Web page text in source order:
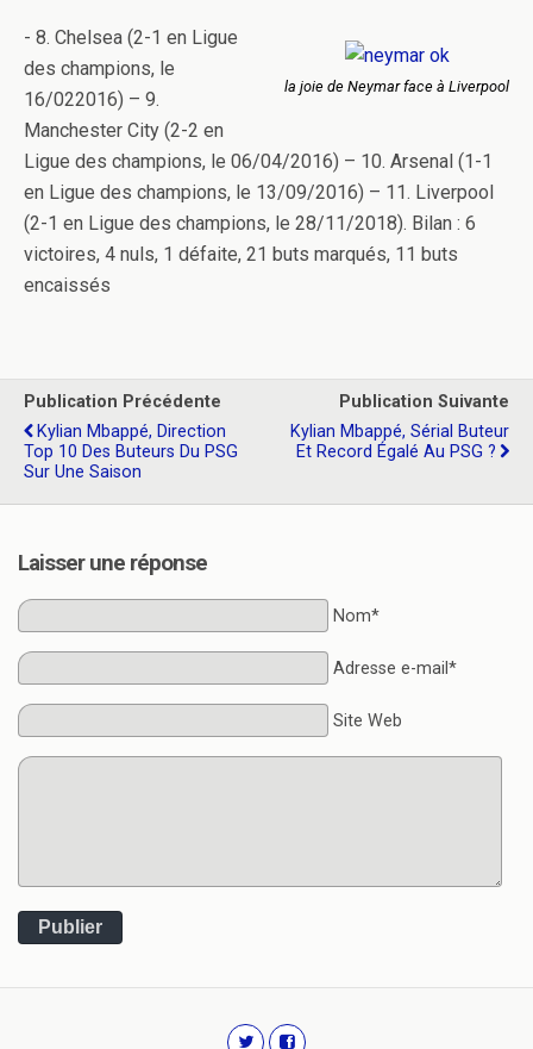
la joie de Neymar face à Liverpool
- 8. Chelsea (2-1 en Ligue
des champions, le
16/022016) – 9.
Manchester City (2-2 en
Ligue des champions, le 06/04/2016) – 10. Arsenal (1-1
en Ligue des champions, le 13/09/2016) – 11. Liverpool
(2-1 en Ligue des champions, le 28/11/2018). Bilan : 6
victoires, 4 nuls, 1 défaite, 21 buts marqués, 11 buts
encaissés
Publication Précédente
Kylian Mbappé, Direction
Top 10 Des Buteurs Du PSG
Sur Une Saison
Publication Suivante
Kylian Mbappé, Sérial Buteur
Et Record Égalé Au PSG ?
Laisser une réponse
Nom*
Adresse e-mail*
Site Web
Publier